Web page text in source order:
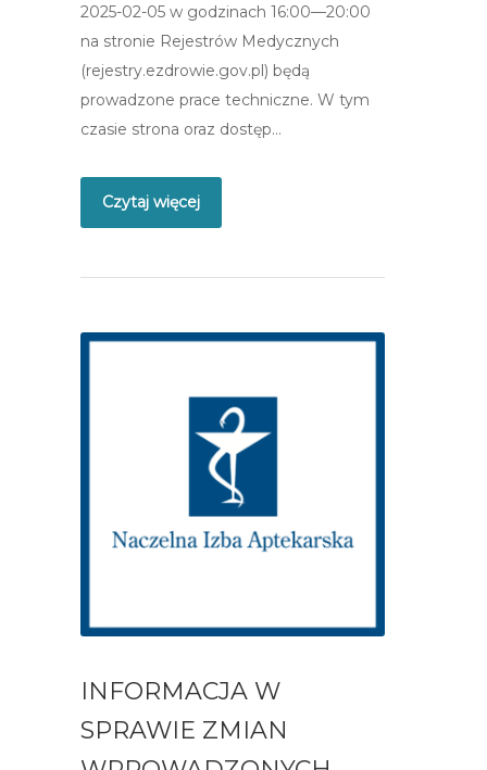
2025-02-05 w godzinach 16:00—20:00
na stronie Rejestrów Medycznych
(rejestry.ezdrowie.gov.pl) będą
prowadzone prace techniczne. W tym
czasie strona oraz dostęp…
Czytaj więcej
INFORMACJA W
SPRAWIE ZMIAN